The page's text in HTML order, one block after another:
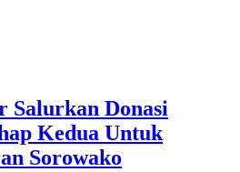
Salurkan Donasi
Kedua Untuk
Sorowako